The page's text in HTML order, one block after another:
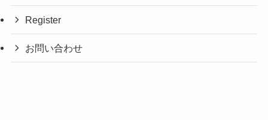
Register
お問い合わせ